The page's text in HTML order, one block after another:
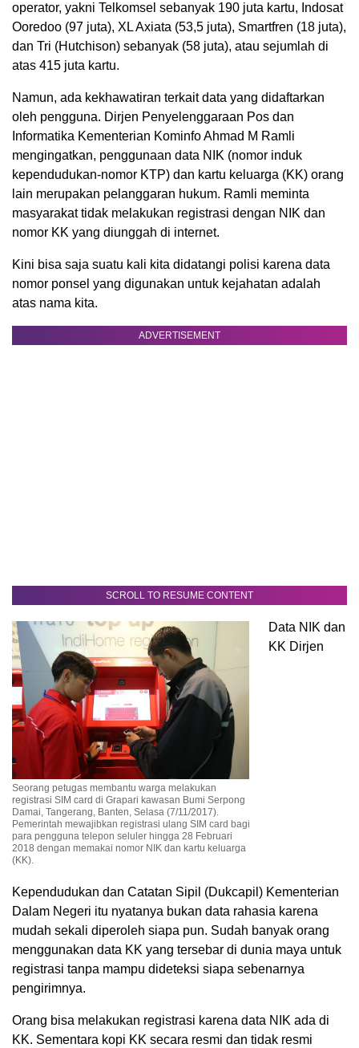
operator, yakni Telkomsel sebanyak 190 juta kartu, Indosat
Ooredoo (97 juta), XL Axiata (53,5 juta), Smartfren (18 juta),
dan Tri (Hutchison) sebanyak (58 juta), atau sejumlah di
atas 415 juta kartu.
Namun, ada kekhawatiran terkait data yang didaftarkan
oleh pengguna. Dirjen Penyelenggaraan Pos dan
Informatika Kementerian Kominfo Ahmad M Ramli
mengingatkan, penggunaan data NIK (nomor induk
kependudukan-nomor KTP) dan kartu keluarga (KK) orang
lain merupakan pelanggaran hukum. Ramli meminta
masyarakat tidak melakukan registrasi dengan NIK dan
nomor KK yang diunggah di internet.
Kini bisa saja suatu kali kita didatangi polisi karena data
nomor ponsel yang digunakan untuk kejahatan adalah
atas nama kita.
ADVERTISEMENT
SCROLL TO RESUME CONTENT
Seorang petugas membantu warga melakukan
registrasi SIM card di Grapari kawasan Bumi Serpong
Damai, Tangerang, Banten, Selasa (7/11/2017).
Pemerintah mewajibkan registrasi ulang SIM card bagi
para pengguna telepon seluler hingga 28 Februari
2018 dengan memakai nomor NIK dan kartu keluarga
(KK).
Data NIK dan
KK Dirjen
Kependudukan dan Catatan Sipil (Dukcapil) Kementerian
Dalam Negeri itu nyatanya bukan data rahasia karena
mudah sekali diperoleh siapa pun. Sudah banyak orang
menggunakan data KK yang tersebar di dunia maya untuk
registrasi tanpa mampu dideteksi siapa sebenarnya
pengirimnya.
Orang bisa melakukan registrasi karena data NIK ada di
KK. Sementara kopi KK secara resmi dan tidak resmi